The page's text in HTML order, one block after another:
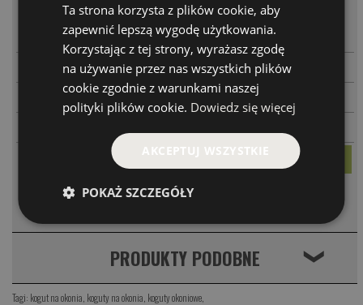
CENA
19.00 PLN - +
19.00 PLN - + PARAMETRY
19.00 PLN - +
PRODUKTY PODOBNE ❮
Tagi: kogut na okonia koguty na okonia koguty okoniowe
Ta strona korzysta z plików cookie, aby
zapewnić lepszą wygodę użytkowania.
Korzystając z tej strony, wyrażasz zgodę
na używanie przez nas wszystkich plików
cookie zgodnie z warunkami naszej
polityki plików cookie. Dowiedz się więcej
AKCEPTUJ WSZYSTKIE
POKAŻ SZCZEGÓŁY